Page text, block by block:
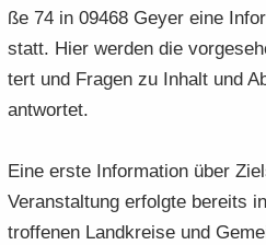
a
­
t
i
n
a
­
t
n
ße 74 in 09468 Geyer eine
statt. Hier wer­den die
tert und Fra­gen zu In­halt und
ant­wor­tet.
Eine erste In­for­ma­ti­on über
Ver­an­stal­tung er­folg­te be­reits
trof­fe­nen Land­krei­se und